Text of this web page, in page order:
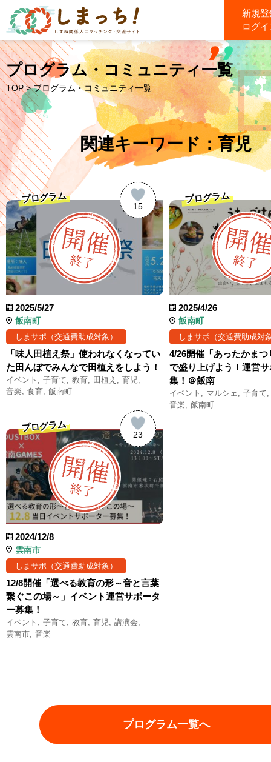
新規
ログ
プログラム・コミュニティ一覧
TOP > プログラム・コミュニティ一覧
関連キーワード：育児
15
プログラム
2025/5/27
飯南町
しまサポ（交通費助成対象）
「味人田植え祭」使われなくなってい
た田んぼでみんなで田植えをしよう！
イベント 子育て 教育 田植え
育児
音楽
食育 飯南町
プログラム
2025/4/26
飯南町
しまサポ（交通費助成対
4/26開催「あったかま
で盛り上げよう！運営
集！＠飯南
イベント マルシェ
子育て
音楽
飯南町
23
プログラム
2024/12/8
雲南市
しまサポ（交通費助成対象）
12/8開催「選べる教育の形～音と言葉
繋ぐこの場～」イベント運営サポータ
ー募集！
イベント 子育て 教育 育児
講演会
雲南市 音楽
プログラム一覧へ